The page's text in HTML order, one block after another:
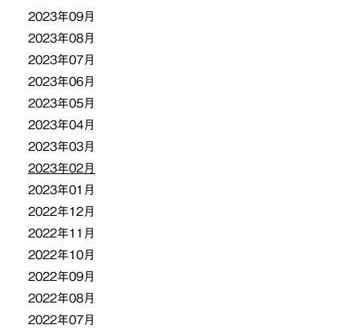
2023年09月
2023年08月
2023年07月
2023年06月
2023年05月
2023年04月
2023年03月
2023年02月
2023年01月
2022年12月
2022年11月
2022年10月
2022年09月
2022年08月
2022年07月